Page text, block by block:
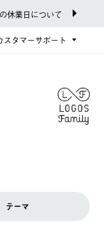
休業日について
スタマーサポート
テーマ